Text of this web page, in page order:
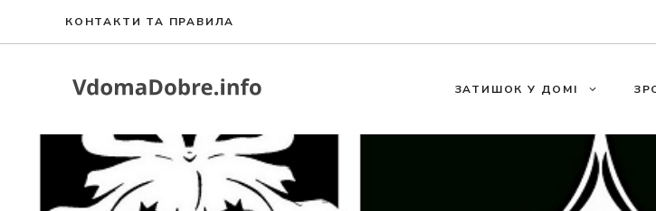
КОНТАКТИ ТА ПРАВИЛА
ЗАТИШОК У ДОМІ